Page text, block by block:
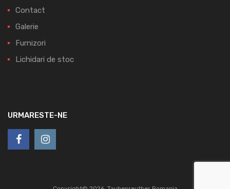
Contact
Galerie
Furnizori
Lichidari de stoc
URMARESTE-NE